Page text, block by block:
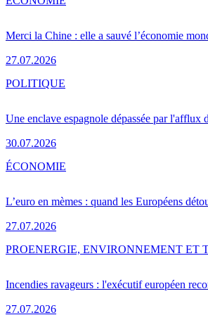
Merci la Chine : elle a sauvé l’économie
27.07.2026
Une enclave espagnole dépassée par l'afflux
30.07.2026
POLITIQUE
L’euro en mèmes : quand les Européens
27.07.2026
ÉCONOMIE
Incendies ravageurs : l'exécutif européen
27.07.2026
PROENERGIE, ENVIRONNEMENT ET